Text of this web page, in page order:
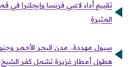
تقييم أداء لاعبي فرنسا وإنجلترا في
المثيرة
سيول مهددة.. مدن البحر الأحمر
هطول أمطار غزيرة تشمل كفر الشيخ